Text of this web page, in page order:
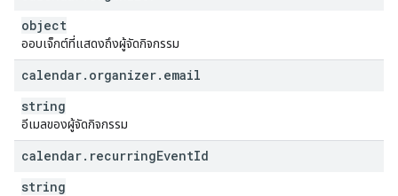
object
ออบเจ็กต์ที่แสดงถึงผู้จัดกิจกรรม
calendar. organizer. email
string
อีเมลของผู้จัดกิจกรรม
calendar. recurringEventId
string